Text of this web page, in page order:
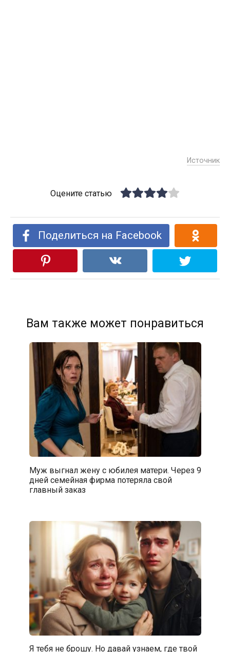
Источник
Оцените статью
Поделиться на Facebook
Вам также может понравиться
Муж выгнал жену с юбилея матери. Через 9
дней семейная фирма потеряла свой
главный заказ
Я тебя не брошу. Но давай узнаем, где твой